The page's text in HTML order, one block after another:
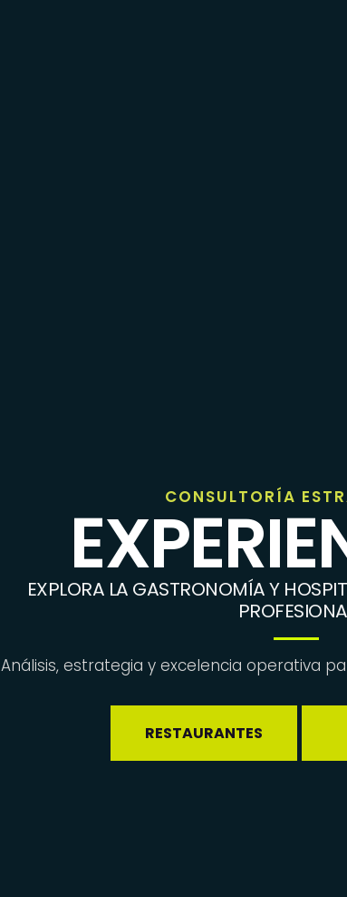
CONSULTORÍA
EXPLORA LA GASTRONOMÍA Y
Análisis, estrategia y excelencia operativa
RESTAURANTES